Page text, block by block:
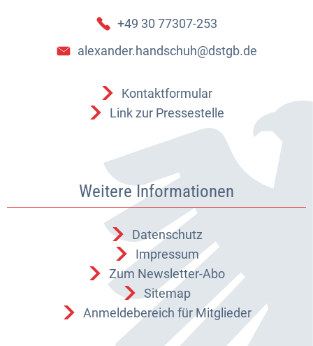
+49 30 77307-253
alexander.handschuh@dstgb.de
Kontaktformular
Link zur Pressestelle
Weitere Informationen
Datenschutz
Impressum
Zum Newsletter-Abo
Sitemap
Anmeldebereich für Mitglieder